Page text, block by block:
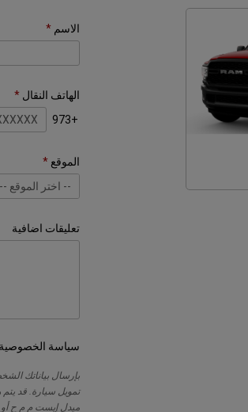
الاسم
الهاتف النقال
+973
الموقع
-- اختر الموقع --
-- اختر الموقع --
بهبهاني وإخوانه
تعليقات اضافية
سياسة الخصوصية
بإرسال بياناتك
تمويل سيارة. قد يتم
ميدل إيست م م ح أو